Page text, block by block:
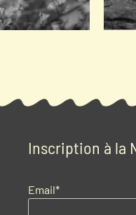
Inscription à la
Email*